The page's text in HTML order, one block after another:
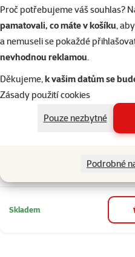
Proč potřebujeme váš souhlas?
pamatovali, co máte v košíku,
a nemuseli se pokaždé
nevhodnou reklamou.
Děkujeme,k vašim datům se
Zásady použití cookies
Pouze nezbytné
Podrobné
Cena
209 Kč
Miska BE-MI
betonová
Hodnocení
Cena
129 Kč
Skladem